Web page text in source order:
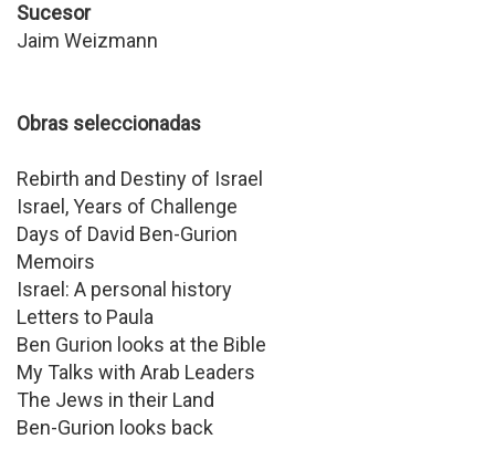
Sucesor
Jaim Weizmann
Obras seleccionadas
Rebirth and Destiny of Israel
Israel, Years of Challenge
Days of David Ben-Gurion
Memoirs
Israel: A personal history
Letters to Paula
Ben Gurion looks at the Bible
My Talks with Arab Leaders
The Jews in their Land
Ben-Gurion looks back